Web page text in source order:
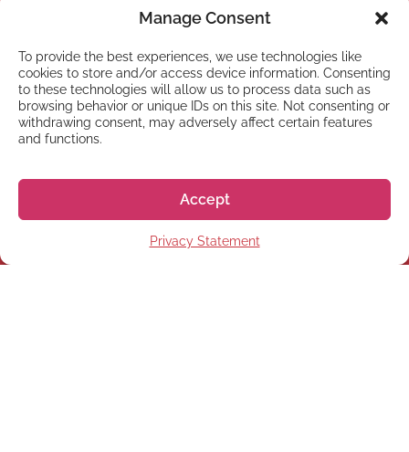
Manage Consent
To provide the best experiences, we use technologies like
cookies to store and/or access device information. Consenting
to these technologies will allow us to process data such as
browsing behavior or unique IDs on this site. Not consenting or
withdrawing consent, may adversely affect certain features
and functions.
Accept
Privacy Statement
NEWSLETTER